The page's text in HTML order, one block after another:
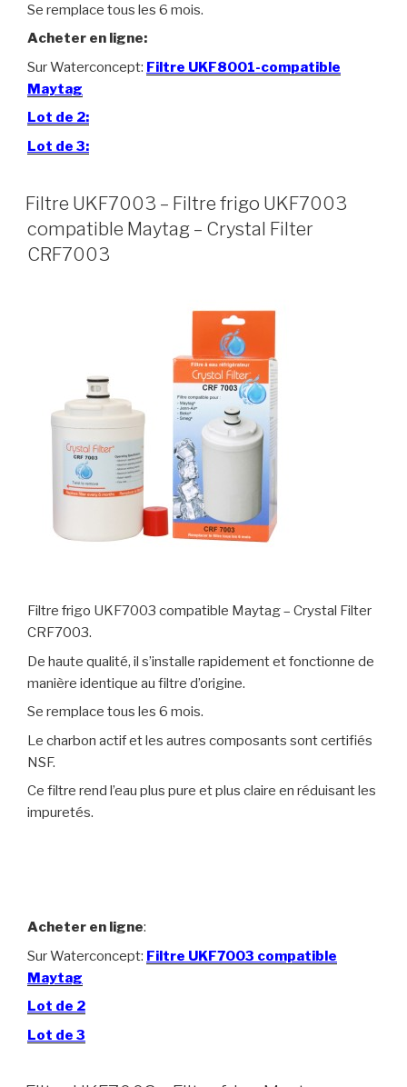
Se remplace tous les 6 mois.
Acheter en ligne:
Sur Waterconcept: Filtre UKF8001-compatible
Maytag
Lot de 2:
Lot de 3:
Filtre UKF7003 – Filtre frigo UKF7003
compatible Maytag – Crystal Filter
CRF7003
Filtre frigo UKF7003 compatible Maytag – Crystal Filter
CRF7003.
De haute qualité, il s’installe rapidement et fonctionne de
manière identique au filtre d’origine.
Se remplace tous les 6 mois.
Le charbon actif et les autres composants sont certifiés
NSF.
Ce filtre rend l’eau plus pure et plus claire en réduisant les
impuretés.
Acheter en ligne:
Sur Waterconcept: Filtre UKF7003 compatible
Maytag
Lot de 2
Lot de 3